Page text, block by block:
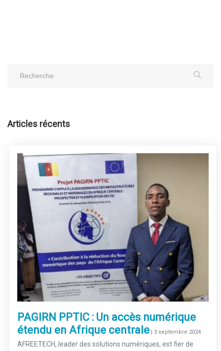
Articles récents
PAGIRN PPTIC : Un accès numérique
étendu en Afrique centrale | 3 septembre 2024
AFREETECH, leader des solutions numériques, est fier de